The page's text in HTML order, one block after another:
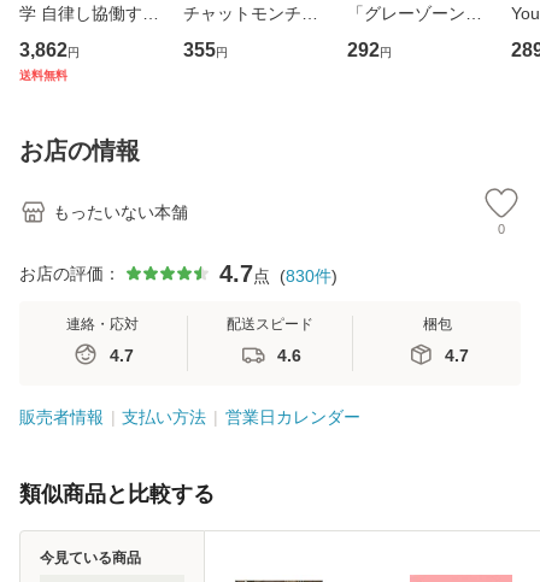
学 自律し協働する
専門職の看護マネ
ジメントスキル 改
恵 藤本幸三 / 南江
堂 [単行
3,862円
送料無料
チャットモンチー /
キューンレコード
[CD]【メール便送
355円
「グレーゾーン」
その正しい理解と
克服法 (SB新書 57
292円
のが
お店の情報
もったいない本舗
0
お店の評価： 4.7点 (830件)
連絡・応対
4.7
配送スピード
4.6
梱包
4.7
販売者情報 支払い方法 営業日カレンダー
類似商品と比較する
今見ている商品